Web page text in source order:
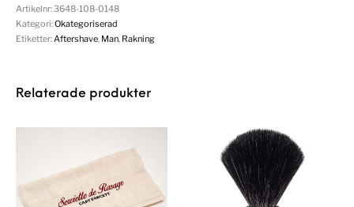
Artikelnr:3648-108-0148
Kategori:Okategoriserad
Etiketter: Aftershave Man Rakning
Relaterade produkter